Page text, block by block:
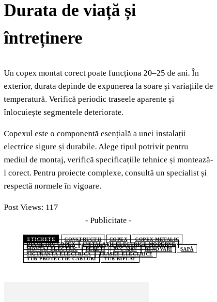
Durata de viață și
întreținere
Un copex montat corect poate funcționa 20–25 de ani. În
exterior, durata depinde de expunerea la soare și variațiile de
temperatură. Verifică periodic traseele aparente și
înlocuiește segmentele deteriorate.
Copexul este o componentă esențială a unei instalații
electrice sigure și durabile. Alege tipul potrivit pentru
mediul de montaj, verifică specificațiile tehnice și montează-
l corect. Pentru proiecte complexe, consultă un specialist și
respectă normele în vigoare.
Post Views: 117
- Publicitate -
ETICHETE CONSTRUCTII COPEX
COPEX METALIC
DIAMETRU COPEX
INSTALAȚII ELECTRICE MODERNE
MONTAJ ELECTRIC
PERETI PVC 320N RENOVARI
ȘAPĂ
SIGURANȚĂ ELECTRICĂ
TRASEE ELECTRICE
TUB PROTECȚIE CABLURI
TUB RIFLAT